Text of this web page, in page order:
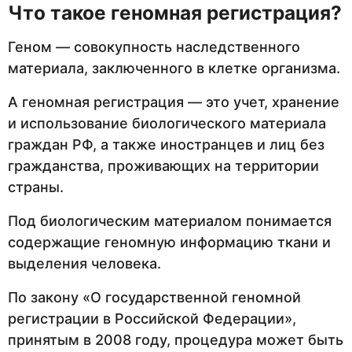
Что такое геномная регистрация?
Геном — совокупность наследственного
материала, заключенного в клетке организма.
А геномная регистрация — это учет, хранение
и использование биологического материала
граждан РФ, а также иностранцев и лиц без
гражданства, проживающих на территории
страны.
Под биологическим материалом понимается
содержащие геномную информацию ткани и
выделения человека.
По закону «О государственной геномной
регистрации в Российской Федерации»,
принятым в 2008 году, процедура может быть